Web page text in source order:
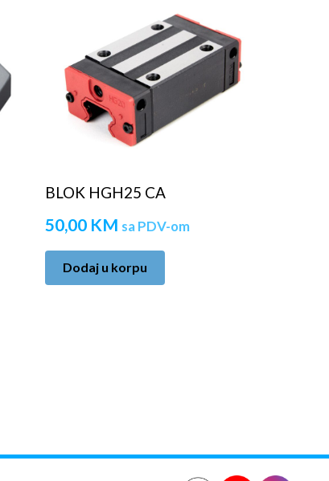
BLOK HGH25 CA
50,00 KM sa PDV-om
Dodaj u korpu